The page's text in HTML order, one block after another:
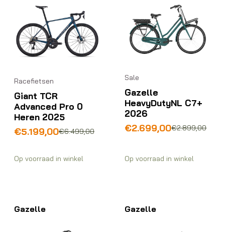
Racefietsen
Giant TCR
Advanced Pro 0
Heren 2025
€6.499,00
Oorspronkelijke
€6.499,00.
€5.199,00
Huidige
€5.199,00.
Op voorraad in winkel
Sale
Gazelle
HeavyDutyNL C7+
2026
€2.899,00
Oorspronkelijke
€2.899,00.
€2.699,00
Huidige
€2.699,00.
Op voorraad in winkel
Gazelle Gazelle